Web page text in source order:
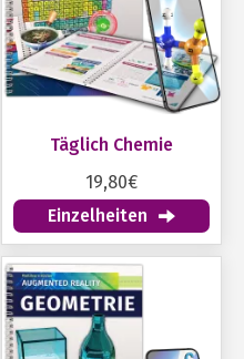
Täglich Chemie
19,80€
Einzelheiten